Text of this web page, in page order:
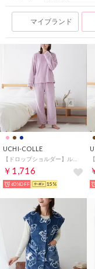
マイブランド
UCHI-COLLE
￥1,716
60%OFF 15%